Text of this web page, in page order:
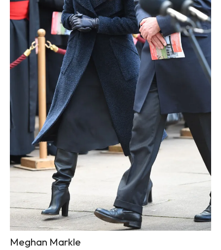
Meghan Markle